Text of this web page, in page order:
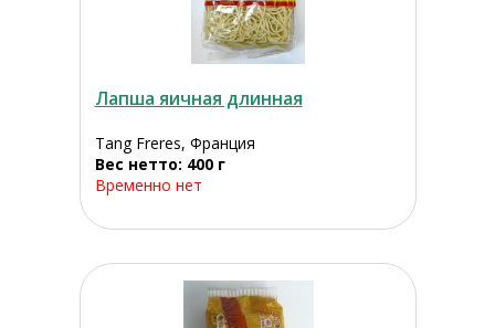
Лапша яичная длинная
Tang Freres, Франция
Вес нетто: 400 г
Временно нет